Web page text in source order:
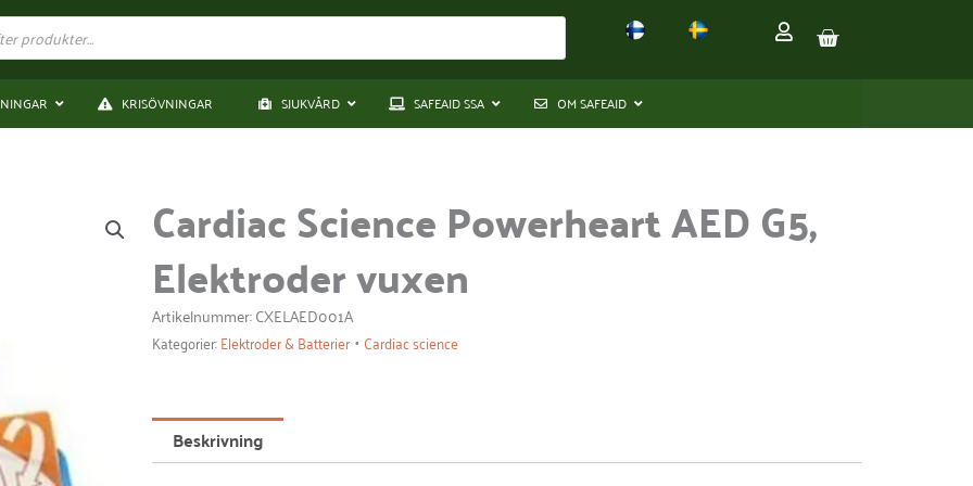
VARUKORG
KRISÖVNINGAR SJUKVÅRD SAFEAID SSA OM SAFEAID
Cardiac Science Powerheart AED G5,
Elektroder vuxen
Artikelnummer: CXELAED001A
Kategorier:Elektroder & Batterier • Cardiac science
Beskrivning